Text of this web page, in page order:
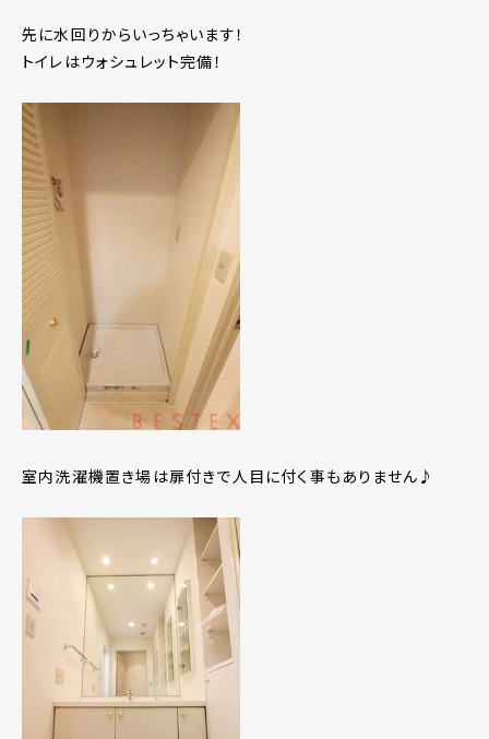
先に水回りからいっちゃいます！
トイレはウォシュレット完備！
室内洗濯機置き場は扉付きで人目に付く事もありません♪